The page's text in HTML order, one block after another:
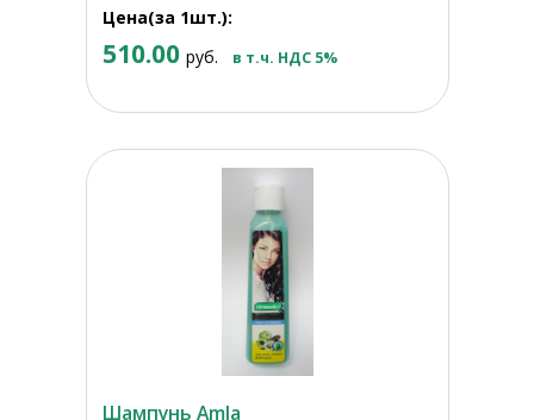
Цена(за 1шт.):
510.00 руб. в т.ч. НДС 5%
Шампунь Amla